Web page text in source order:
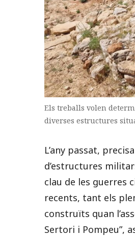
Els treballs volen
diverses estructures
L’any passat,
d’estructures
clau de les guerres
recents, tant els
construïts quan
Sertori i Pompeu”,